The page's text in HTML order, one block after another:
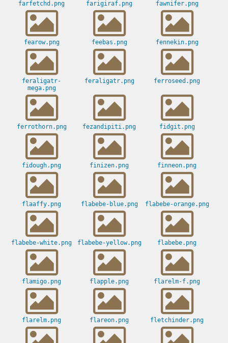
farfetchd.png farigiraf.png fawnifer.png
fearow.png feebas.png fennekin.png
feraligatr-
mega.png
feraligatr.png ferroseed.png
ferrothorn.png fezandipiti.png fidgit.png
fidough.png finizen.png finneon.png
flaaffy.png flabebe-blue.png flabebe-orange.png
flabebe-white.png flabebe-yellow.png flabebe.png
flamigo.png flapple.png flarelm-f.png
flarelm.png flareon.png fletchinder.png